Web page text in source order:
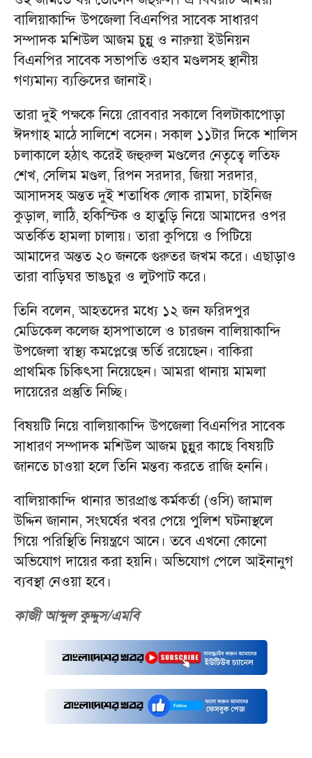
বালিয়াকান্দি উপজেলা বিএনপির সাবেক সাধারণ
সম্পাদক মশিউল আজম চুন্নু ও নারুয়া ইউনিয়ন
বিএনপির সাবেক সভাপতি ওহাব মণ্ডলসহ স্থানীয়
গণ্যমান্য ব্যক্তিদের জানাই।
তারা দুই পক্ষকে নিয়ে রোববার সকালে বিলটাকাপোড়া
ঈদগাহ মাঠে সালিশে বসেন। সকাল ১১টার দিকে শালিস
চলাকালে হঠাৎ করেই জহুরুল মণ্ডলের নেতৃত্বে লতিফ
শেখ, সেলিম মণ্ডল, রিপন সরদার, জিয়া সরদার,
আসাদসহ অন্তত দুই শতাধিক লোক রামদা, চাইনিজ
কুড়াল, লাঠি, হকিস্টিক ও হাতুড়ি নিয়ে আমাদের ওপর
অতর্কিত হামলা চালায়। তারা কুপিয়ে ও পিটিয়ে
আমাদের অন্তত ২০ জনকে গুরুতর জখম করে। এছাড়াও
তারা বাড়িঘর ভাঙচুর ও লুটপাট করে।
তিনি বলেন, আহতদের মধ্যে ১২ জন ফরিদপুর
মেডিকেল কলেজ হাসপাতালে ও চারজন বালিয়াকান্দি
উপজেলা স্বাস্থ্য কমপ্লেক্সে ভর্তি রয়েছেন। বাকিরা
প্রাথমিক চিকিৎসা নিয়েছেন। আমরা থানায় মামলা
দায়েরের প্রস্তুতি নিচ্ছি।
বিষয়টি নিয়ে বালিয়াকান্দি উপজেলা বিএনপির সাবেক
সাধারণ সম্পাদক মশিউল আজম চুন্নুর কাছে বিষয়টি
জানতে চাওয়া হলে তিনি মন্তব্য করতে রাজি হননি।
বালিয়াকান্দি থানার ভারপ্রাপ্ত কর্মকর্তা (ওসি) জামাল
উদ্দিন জানান, সংঘর্ষের খবর পেয়ে পুলিশ ঘটনাস্থলে
গিয়ে পরিস্থিতি নিয়ন্ত্রণে আনে। তবে এখনো কোনো
অভিযোগ দায়ের করা হয়নি। অভিযোগ পেলে আইনানুগ
ব্যবস্থা নেওয়া হবে।
কাজী আব্দুল কুদ্দুস/এমবি